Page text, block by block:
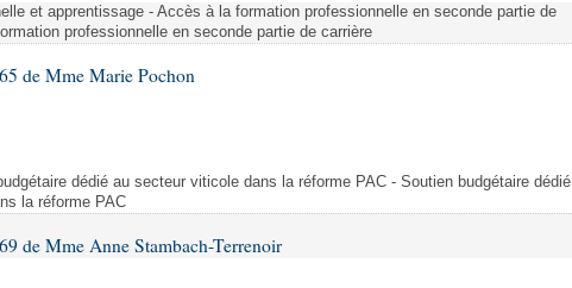
et apprentissage - Accès à la formation professionnelle en seconde partie de
professionnelle en seconde partie de carrière
de Mme Marie Pochon
dédié au secteur viticole dans la réforme PAC - Soutien budgétaire dédié
la réforme PAC
de Mme Anne Stambach-Terrenoir